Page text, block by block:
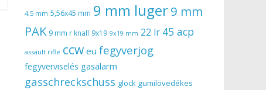
4,5 mm 5,56x45 mm 9 mm luger9 mm
PAK 9 mm r knall 9x19 9x19 mm 22 lr 45 acp
assault rifle ccw eu fegyverjog
fegyverviselés gasalarm
gasschreckschuss glock gumilövedékes